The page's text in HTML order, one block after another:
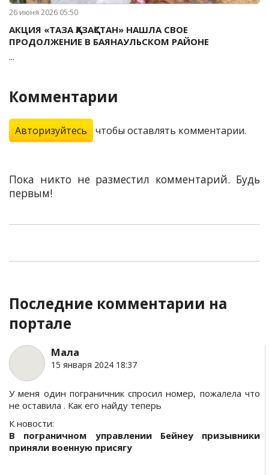
26 июня 2026 05:50
АКЦИЯ «ТАЗА ҚАЗАҚСТАН» НАШЛА СВОЕ
ПРОДОЛЖЕНИЕ В БАЯНАУЛЬСКОМ РАЙОНЕ
...
Комментарии
Авторизуйтесь чтобы оставлять комментарии.
Пока никто не разместил комментарий. Будь
первым!
Последние комментарии на
портале
Мала
15 января 2024 18:37
У меня один пограничник спросил номер, пожалела что
не оставила . Как его найду теперь
К новости:
В пограничном управлении Бейнеу призывники
приняли военную присягу